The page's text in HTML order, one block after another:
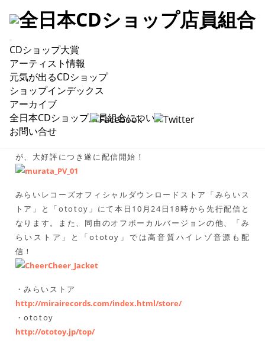
CDショップ大賞
アーティスト情報
元気が出るCDショップ
ショップインデックス
アーカイブ
全日本CDショップ店員組合について
お問い合せ
やくしまるえつこ『チア・チア』(「村田製作所」
チア部テーマソング)配信開始！
先日ご紹介しました、やくしまるえつこ作・歌唱による村田
が、大好評につき遂に配信開始！
みらいレコーズオフィシャルダウンロードストア「みらいス
トア」と「ototoy」にて本日10月24日18時から先行配信と
なります。また、同曲のオフボーカルバージョンの他、「み
らいストア」と「ototoy」では高音質ハイレゾ音源も配
信！
・みらいストア
http://mirairecords.com/index.html/store/
・ototoy
http://ototoy.jp/top/